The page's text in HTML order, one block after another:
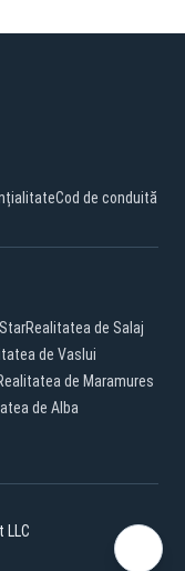
Cod de conduită
Realitatea de Salaj
de Vaslui
de Maramures
de Alba
LLC